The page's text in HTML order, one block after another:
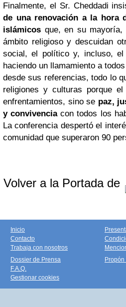
Finalmente, el Sr. Cheddadi
de una renovación a la hora
islámicos que, en su
ámbito religioso y descuidan
social, el político y, incluso, el
haciendo un llamamiento a
desde sus referencias, todo lo
religiones y culturas porque
enfrentamientos, sino se paz,
y convivenciacon todos los
La conferencia despertó el
comunidad que superaron 90
Volver a la Portada de
Inicio
Contacto
Trabaja con nosotros
Dossier de Prensa
F.A.Q.
Gestionar cookies
Propón